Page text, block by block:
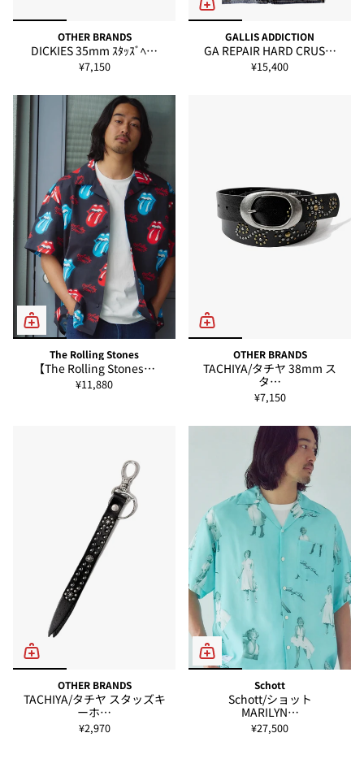
OTHER BRANDS
DICKIES 35mm ｽﾀｯｽﾞﾍ…
¥7,150
GALLIS ADDICTION
GA REPAIR HARD CRUS…
¥15,400
The Rolling Stones
【The Rolling Stones…
¥11,880
OTHER BRANDS
TACHIYA/タチヤ 38mm ス
タ…
¥7,150
OTHER BRANDS
TACHIYA/タチヤ スタッズキ
ーホ…
¥2,970
Schott
Schott/ショット
MARILYN…
¥27,500